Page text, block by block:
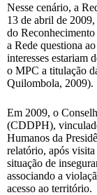
Nesse cenário, a
13 de abril de
do
a Rede questiona
interesses estariam
o MPC a titulação
Quilombola, 2009).
Em 2009, o
(CDDPH),
Humanos da
relatório, após
situação de
associando a
acesso ao território.